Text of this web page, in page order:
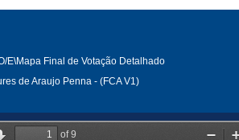
E\Mapa Final de Votação Detalhado
de Araujo Penna - (FCA V1)